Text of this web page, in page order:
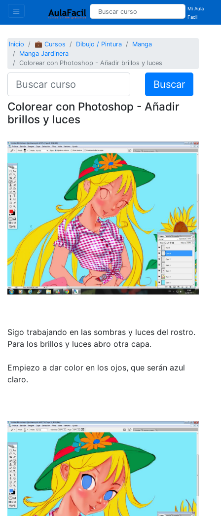
Mi Aula
Facil
Inicio 💼 Cursos Dibujo / Pintura
Manga
Manga Jardinera
Colorear con Photoshop - Añadir brillos y luces
Buscar
Colorear con Photoshop - Añadir
brillos y luces
Sigo trabajando en las sombras y luces del rostro.
Para los brillos y luces abro otra capa.
Empiezo a dar color en los ojos, que serán azul
claro.